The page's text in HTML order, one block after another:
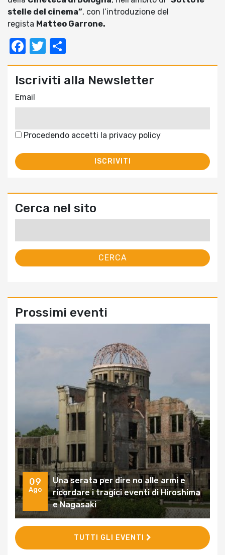
stelle del cinema”, con l’introduzione del
regista Matteo Garrone.
Facebook
Twitter
Iscriviti alla Newsletter
Email
Procedendo accetti la privacy policy
Cerca nel sito
Prossimi eventi
09
Ago
Una serata per dire no alle armi e
ricordare i tragici eventi di Hiroshima
e Nagasaki
TUTTI GLI EVENTI